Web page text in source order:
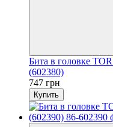
Бита в головке
(602380)
747 грн
Купить